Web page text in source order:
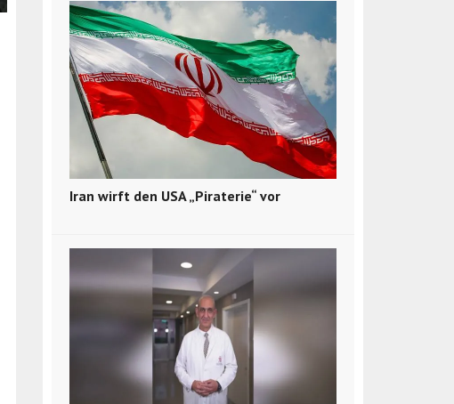
Iran wirft den USA „Piraterie“ vor